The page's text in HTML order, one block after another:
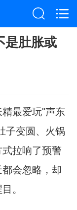
是肚胀或
最爱玩"声东
子变圆、火锅
拉响了预警
会忽略，却
。